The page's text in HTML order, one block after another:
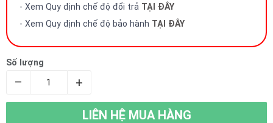
- Xem Quy định chế độ đổi trả TẠI ĐÂY
- Xem Quy định chế độ bảo hành TẠI ĐÂY
Số lượng
– +
LIÊN HỆ MUA HÀNG